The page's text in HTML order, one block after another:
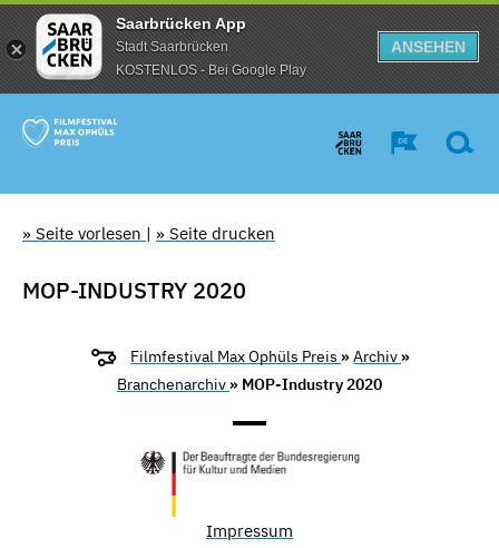
Saarbrücken App
Stadt Saarbrücken
KOSTENLOS - Bei Google Play
ANSEHEN
» Seite vorlesen | » Seite drucken
MOP-INDUSTRY 2020
Filmfestival Max Ophüls Preis »Archiv »
Branchenarchiv » MOP-Industry 2020
Impressum